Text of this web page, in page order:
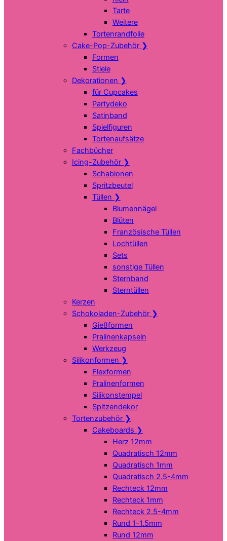
Tarte
Weitere
Tortenrandfolie
Cake-Pop-Zubehör ❯
Formen
Stiele
Dekorationen ❯
für Cupcakes
Partydeko
Satinband
Spielfiguren
Tortenaufsätze
Fachbücher
Icing-Zubehör ❯
Schablonen
Spritzbeutel
Tüllen ❯
Blumennägel
Blüten
Französische Tüllen
Lochtüllen
Sets
sonstige Tüllen
Sternband
Sterntüllen
Kerzen
Schokoladen-Zubehör ❯
Gießformen
Pralinenkapseln
Werkzeug
Silikonformen ❯
Flexformen
Pralinenformen
Silikonstempel
Spitzendekor
Tortenzubehör ❯
Cakeboards ❯
Herz 12mm
Quadratisch 12mm
Quadratisch 1mm
Quadratisch 2.5-4mm
Rechteck 12mm
Rechteck 1mm
Rechteck 2.5-4mm
Rund 1-1.5mm
Rund 12mm